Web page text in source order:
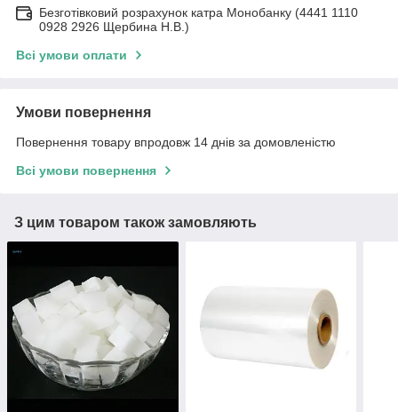
Безготівковий розрахунок катра Монобанку (4441 1110
0928 2926 Щербина Н.В.)
Всі умови оплати
Умови повернення
Повернення товару впродовж 14 днів за домовленістю
Всі умови повернення
З цим товаром також замовляють